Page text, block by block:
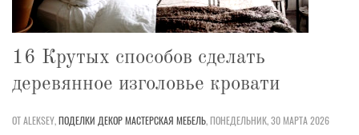
16 Крутых способов сделать
деревянное изголовье кровати
ОТ ALEKSEY,ПОДЕЛКИ ДЕКОРМАСТЕРСКАЯ МЕБЕЛЬ,ПОНЕДЕЛЬНИК, 30 МАРТА 2026